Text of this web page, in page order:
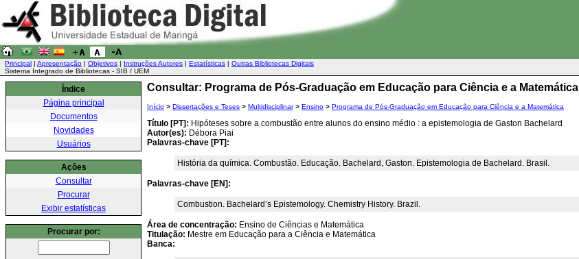
Principal | Apresentação | Objetivos | Instruções Autores | Estatísticas | Outras Bibliotecas Digitais
Sistema Integrado de Bibliotecas - SIB / UEM
Índice
Página principal
Documentos
Novidades
Usuários
Ações
Consultar
Procurar
Exibir estatísticas
Procurar por:
Consultar: Programa de Pós-Graduação em Educação para Ciência e a Matemática
Início > Dissertações e Teses > Multidisciplinar > Ensino > Programa de Pós-Graduação em Educação para Ciência e a Matemática
Título [PT]: Hipóteses sobre a combustão entre alunos do ensino médio : a epistemologia de Gaston Bachelard
Autor(es): Débora Piai
Palavras-chave [PT]:
História da química. Combustão. Educação. Bachelard, Gaston. Epistemologia de Bachelard. Brasil.
Palavras-chave [EN]:
Combustion. Bachelard’s Epistemology. Chemistry History. Brazil.
Área de concentração: Ensino de Ciências e Matemática
Titulação: Mestre em Educação para a Ciência e Matemática
Banca: